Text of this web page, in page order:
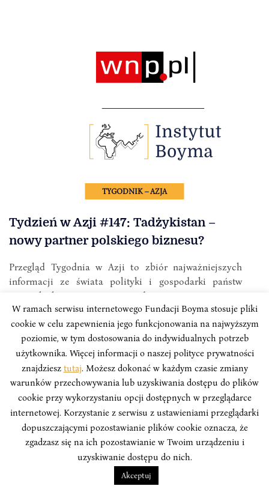
TYGODNIK – AZJA
Tydzień w Azji #147: Tadżykistan –
nowy partner polskiego biznesu?
Przegląd Tygodnia w Azji to zbiór najważniejszych
informacji ze świata polityki i gospodarki państw
azjatyckich mijającego tygodnia, tworzony przez
analityków Instytutu Boyma we współpracy z Polskim
Towarzystwem Wspierania Przedsiębiorczości.
W ramach serwisu internetowego Fundacji Boyma stosuje pliki
cookie w celu zapewnienia jego funkcjonowania na najwyższym
poziomie, w tym dostosowania do indywidualnych potrzeb
użytkownika. Więcej informacji o naszej polityce prywatności
znajdziesz tutaj. Możesz dokonać w każdym czasie zmiany
warunków przechowywania lub uzyskiwania dostępu do plików
cookie przy wykorzystaniu opcji dostępnych w przeglądarce
internetowej. Korzystanie z serwisu z ustawieniami przeglądarki
dopuszczającymi pozostawianie plików cookie oznacza, że
zgadzasz się na ich pozostawianie w Twoim urządzeniu i
uzyskiwanie dostępu do nich.
Akceptuj